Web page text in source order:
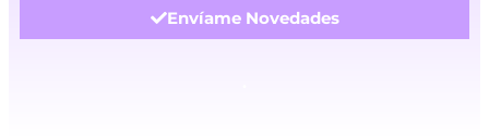
Envíame Novedades